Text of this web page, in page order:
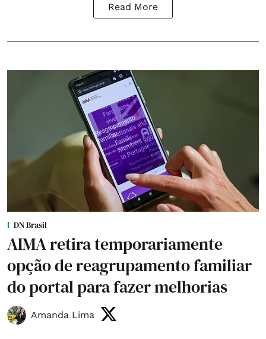
Read More
DN Brasil
AIMA retira temporariamente
opção de reagrupamento familiar
do portal para fazer melhorias
Amanda Lima